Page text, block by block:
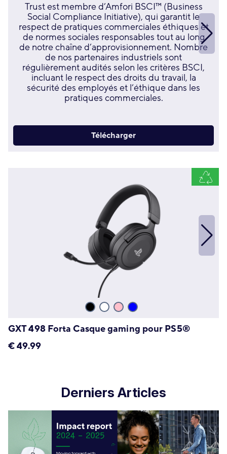
Trust est membre d’Amfori BSCI™ (Business
Social Compliance Initiative), qui garantit le
respect de pratiques commerciales éthiques et
de normes sociales responsables tout au long
de notre chaîne d’approvisionnement. Nombre
de nos partenaires industriels sont
régulièrement audités selon les critères BSCI,
incluant le respect des droits du travail, la
sécurité des employés et l’éthique dans les
pratiques commerciales.
Télécharger
GXT 498 Forta Casque gaming pour PS5®
€49.99
Derniers Articles